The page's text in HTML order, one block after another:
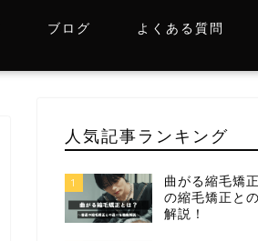
ブログ よくある質問
人気記事ランキング
1
曲がる縮毛矯
の縮毛矯正と
解説！